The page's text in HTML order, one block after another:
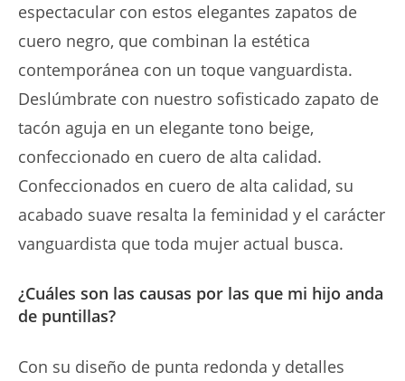
espectacular con estos elegantes zapatos de
cuero negro, que combinan la estética
contemporánea con un toque vanguardista.
Deslúmbrate con nuestro sofisticado zapato de
tacón aguja en un elegante tono beige,
confeccionado en cuero de alta calidad.
Confeccionados en cuero de alta calidad, su
acabado suave resalta la feminidad y el carácter
vanguardista que toda mujer actual busca.
¿Cuáles son las causas por las que mi hijo anda
de puntillas?
Con su diseño de punta redonda y detalles